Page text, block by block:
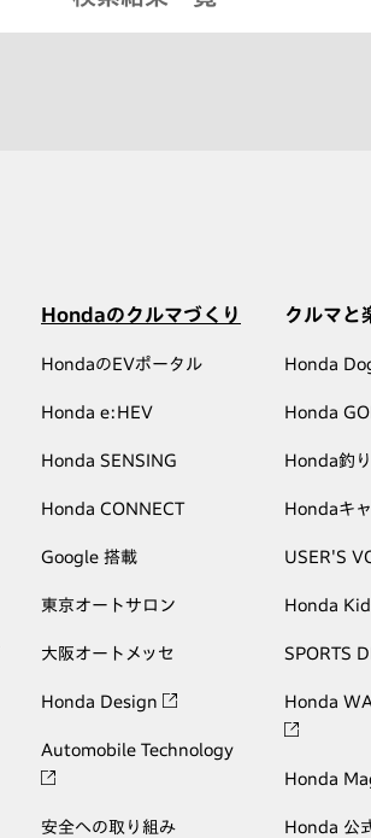
Hondaのクルマづくり
HondaのEVポータル
Honda e:HEV
Honda SENSING
Honda CONNECT
Google 搭載
東京オートサロン
大阪オートメッセ
Honda Design
Automobile Technology
安全への取り組み
クルマと
Honda
Honda
Honda釣
Hondaキ
USER'S
Honda
SPORTS
Honda
Honda
Honda 公